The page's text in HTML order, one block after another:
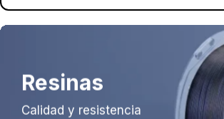
Resinas
Calidad y resistencia